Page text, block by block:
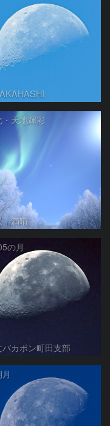
・天地輝彩
満晴
の月
バカボン町田支部